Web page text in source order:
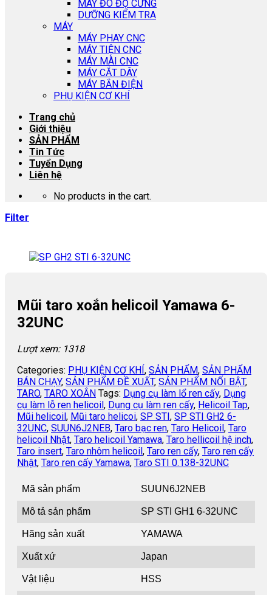
MÁY ĐO ĐỘ CỨNG
DƯỠNG KIỂM TRA
MÁY
MÁY PHAY CNC
MÁY TIỆN CNC
MÁY MÀI CNC
MÁY CẮT DÂY
MÁY BẮN ĐIỆN
PHỤ KIỆN CƠ KHÍ
Trang chủ
Giới thiệu
SẢN PHẨM
Tin Tức
Tuyển Dụng
Liên hệ
No products in the cart.
Filter
Mũi taro xoắn helicoil Yamawa 6-
32UNC
Lượt xem: 1318
Categories: PHỤ KIỆN CƠ KHÍ, SẢN PHẨM, SẢN PHẨM
BÁN CHẠY, SẢN PHẨM ĐỀ XUẤT, SẢN PHẨM NỐI BẬT,
TARO, TARO XOẮN Tags: Dụng cụ làm lổ ren cấy, Dụng
cụ làm lỗ ren helicoil, Dụng cụ làm ren cấy, Helicoil Tap,
Mũi helicoil, Mũi taro helicoi, SP STI, SP STI GH2 6-
32UNC, SUUN6J2NEB, Taro bạc ren, Taro Helicoil, Taro
helicoil Nhật, Taro helicoil Yamawa, Taro hellicoil hệ inch,
Taro insert, Taro nhôm helicoil, Taro ren cấy, Taro ren cấy
Nhật, Taro ren cấy Yamawa, Taro STI 0.138-32UNC
Mã sản phẩm SUUN6J2NEB
Mô tả sản phẩm SP STI GH1 6-32UNC
Hãng sản xuất YAMAWA
Xuất xứ Japan
Vật liệu HSS